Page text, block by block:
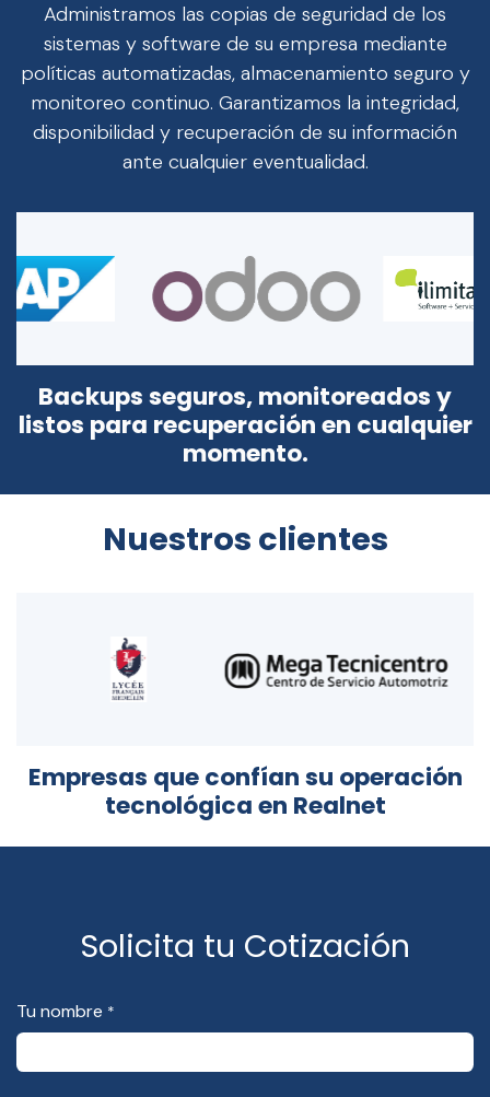
Administramos las copias de seguridad de los
sistemas y software de su empresa mediante
políticas automatizadas, almacenamiento seguro y
monitoreo continuo. Garantizamos la integridad,
disponibilidad y recuperación de su información
ante cualquier eventualidad.
Backups seguros, monitoreados y
listos para recuperación en cualquier
momento.
Nuestros clientes
Empresas que confían su operación
tecnológica en Realnet
Solicita tu Cotización
Tu nombre *